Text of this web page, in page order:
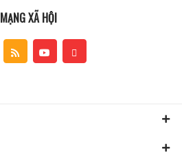
MẠNG XÃ HỘI